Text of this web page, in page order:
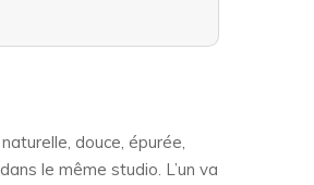
douce, épurée,
le même studio. L’un va